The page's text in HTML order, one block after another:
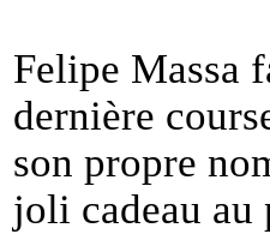
Felipe Massa
dernière
son propre
joli cadeau au